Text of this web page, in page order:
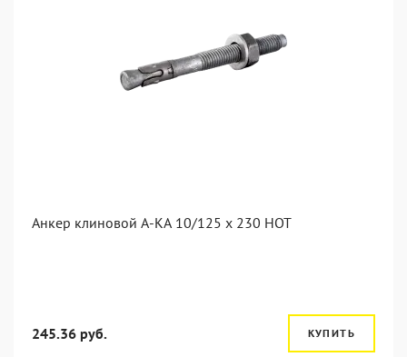
Анкер клиновой А-КА 10/125 x 230 HOT
245.36 руб. КУПИТЬ